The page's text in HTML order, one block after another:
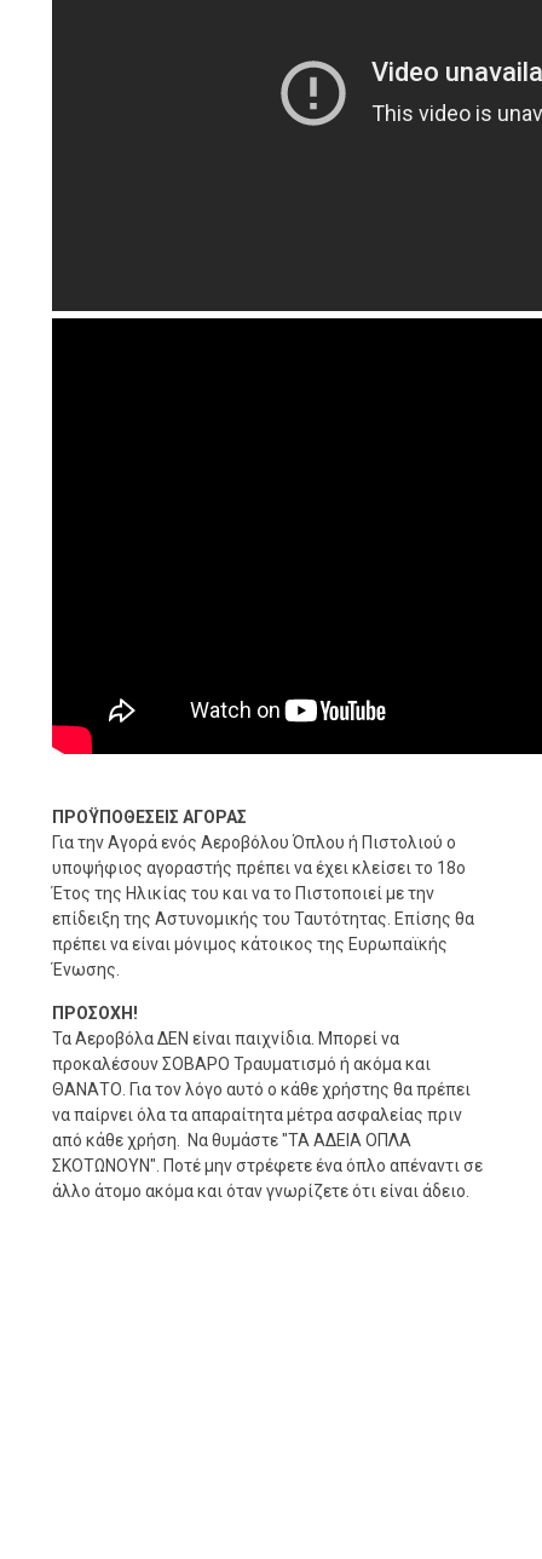
ΠΡΟΫΠΟΘΕΣΕΙΣ ΑΓΟΡΑΣ
Για την Αγορά ενός Αεροβόλου Όπλου ή Πιστολιού ο
υποψήφιος αγοραστής πρέπει να έχει κλείσει το 18ο
Έτος της Ηλικίας του και να το Πιστοποιεί με την
επίδειξη της Αστυνομικής του Ταυτότητας. Επίσης θα
πρέπει να είναι μόνιμος κάτοικος της Ευρωπαϊκής
Ένωσης.
ΠΡΟΣΟΧΗ!
Τα Αεροβόλα ΔΕΝ είναι παιχνίδια. Μπορεί να
προκαλέσουν ΣΟΒΑΡΟ Τραυματισμό ή ακόμα και
ΘΑΝΑΤΟ. Για τον λόγο αυτό ο κάθε χρήστης θα πρέπει
να παίρνει όλα τα απαραίτητα μέτρα ασφαλείας πριν
από κάθε χρήση. Να θυμάστε "ΤΑ ΑΔΕΙΑ ΟΠΛΑ
ΣΚΟΤΩΝΟΥΝ". Ποτέ μην στρέφετε ένα όπλο απέναντι σε
άλλο άτομο ακόμα και όταν γνωρίζετε ότι είναι άδειο.